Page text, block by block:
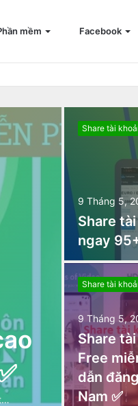
mềm Facebook
Share tài
9 Tháng 5,
Share
ngay
Share tài
9 Tháng 5,
Share
Free
dẫn
Nam ✅